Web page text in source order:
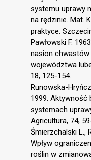
systemu uprawy
na rędzinie. Mat.
praktyce.
Pawłowski F.
nasion chwastów
województwa
18, 125-154.
Runowska-
1999. Aktywność
systemach
Agricultura, 74,
Śmierzchalski L.,
Wpływ
roślin w